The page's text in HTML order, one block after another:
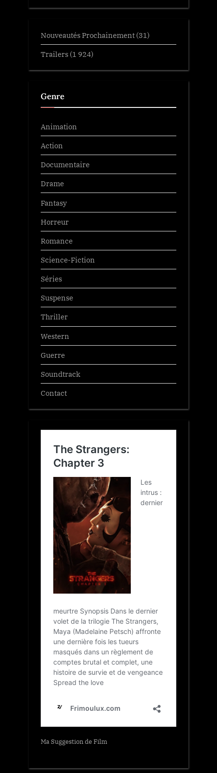
Nouveautés Prochainement (31)
Trailers (1 924)
Genre
Animation
Action
Documentaire
Drame
Fantasy
Horreur
Romance
Science-Fiction
Séries
Suspense
Thriller
Western
Guerre
Soundtrack
Contact
Ma Suggestion de Film